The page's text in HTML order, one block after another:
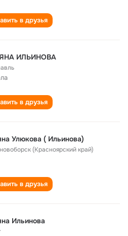
в друзья
ИЛЬИНОВА
в друзья
Улюкова ( Ильинова)
(Красноярский край)
в друзья
Ильинова